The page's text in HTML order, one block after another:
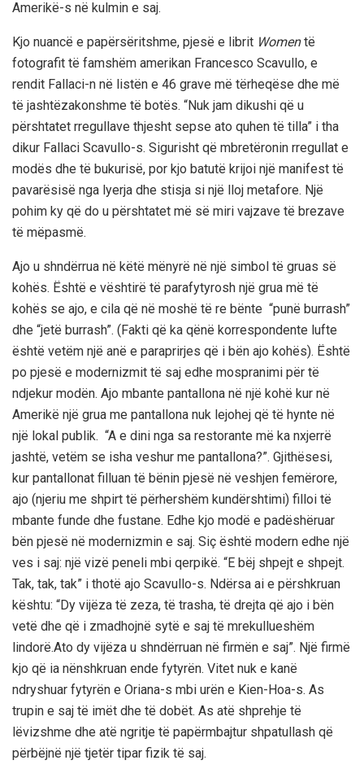
Amerikë-s në kulmin e saj.
Kjo nuancë e papërsëritshme, pjesë e librit Womentë
fotografit të famshëm amerikan Francesco Scavullo, e
rendit Fallaci-n në listën e 46 grave më tërheqëse dhe më
të jashtëzakonshme të botës. “Nuk jam dikushi që u
përshtatet rregullave thjesht sepse ato quhen të tilla” i tha
dikur Fallaci Scavullo-s. Sigurisht që mbretëronin rregullat e
modës dhe të bukurisë, por kjo batutë krijoi një manifest të
pavarësisë nga lyerja dhe stisja si një lloj metafore. Një
pohim ky që do u përshtatet më së miri vajzave të brezave
të mëpasmë.
Ajo u shndërrua në këtë mënyrë në një simbol të gruas së
kohës. Është e vështirë të parafytyrosh një grua më të
kohës se ajo, e cila që në moshë të re bënte “punë burrash”
dhe “jetë burrash”. (Fakti që ka qënë korrespondente lufte
është vetëm një anë e paraprirjes që i bën ajo kohës). Është
po pjesë e modernizmit të saj edhe mospranimi për të
ndjekur modën. Ajo mbante pantallona në një kohë kur në
Amerikë një grua me pantallona nuk lejohej që të hynte në
një lokal publik. “A e dini nga sa restorante më ka nxjerrë
jashtë, vetëm se isha veshur me pantallona?”. Gjithësesi,
kur pantallonat filluan të bënin pjesë në veshjen femërore,
ajo (njeriu me shpirt të përhershëm kundërshtimi) filloi të
mbante funde dhe fustane. Edhe kjo modë e padëshëruar
bën pjesë në modernizmin e saj. Siç është modern edhe një
ves i saj: një vizë peneli mbi qerpikë. “E bëj shpejt e shpejt.
Tak, tak, tak” i thotë ajo Scavullo-s. Ndërsa ai e përshkruan
kështu: “Dy vijëza të zeza, të trasha, të drejta që ajo i bën
vetë dhe që i zmadhojnë sytë e saj të mrekullueshëm
lindorë.Ato dy vijëza u shndërruan në firmën e saj”. Një firmë
kjo që ia nënshkruan ende fytyrën. Vitet nuk e kanë
ndryshuar fytyrën e Oriana-s mbi urën e Kien-Hoa-s. As
trupin e saj të imët dhe të dobët. As atë shprehje të
lëvizshme dhe atë ngritje të papërmbajtur shpatullash që
përbëjnë një tjetër tipar fizik të saj.